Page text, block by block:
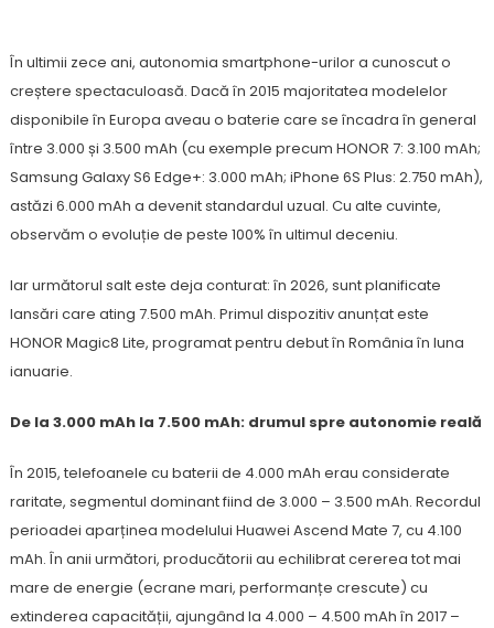
În ultimii zece ani, autonomia smartphone-urilor a cunoscut o
creștere spectaculoasă. Dacă în 2015 majoritatea modelelor
disponibile în Europa aveau o baterie care se încadra în general
între 3.000 și 3.500 mAh (cu exemple precum HONOR 7: 3.100 mAh;
Samsung Galaxy S6 Edge+: 3.000 mAh; iPhone 6S Plus: 2.750 mAh),
astăzi 6.000 mAh a devenit standardul uzual. Cu alte cuvinte,
observăm o evoluție de peste 100% în ultimul deceniu.
Iar următorul salt este deja conturat: în 2026, sunt planificate
lansări care ating 7.500 mAh. Primul dispozitiv anunțat este
HONOR Magic8 Lite, programat pentru debut în România în luna
ianuarie.
De la 3.000 mAh la 7.500 mAh: drumul spre autonomie reală
În 2015, telefoanele cu baterii de 4.000 mAh erau considerate
raritate, segmentul dominant fiind de 3.000 – 3.500 mAh. Recordul
perioadei aparținea modelului Huawei Ascend Mate 7, cu 4.100
mAh. În anii următori, producătorii au echilibrat cererea tot mai
mare de energie (ecrane mari, performanțe crescute) cu
extinderea capacității, ajungând la 4.000 – 4.500 mAh în 2017 –